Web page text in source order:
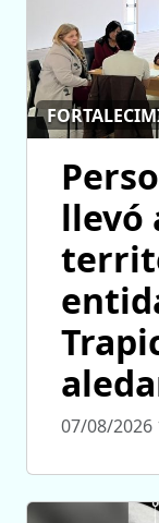
llevó
07/08/2026